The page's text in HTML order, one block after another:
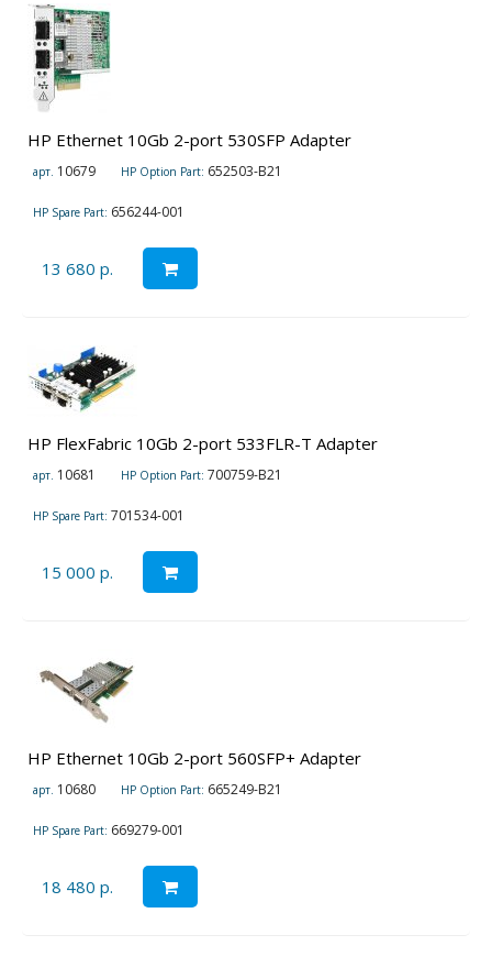
HP Ethernet 10Gb 2-port 530SFP Adapter
арт. 10679 HP Option Part: 652503-B21
HP Spare Part: 656244-001
13 680 р.
HP FlexFabric 10Gb 2-port 533FLR-T Adapter
арт. 10681 HP Option Part: 700759-B21
HP Spare Part: 701534-001
15 000 р.
HP Ethernet 10Gb 2-port 560SFP+ Adapter
арт. 10680 HP Option Part: 665249-B21
HP Spare Part: 669279-001
18 480 р.